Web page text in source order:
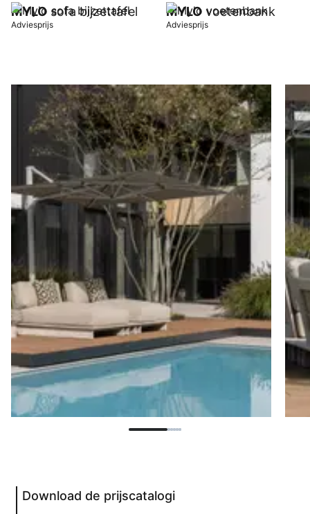
MYLO sofa bijzettafel
Adviesprijs
MYLO voetenbank
Adviesprijs
Download de prijscatalogi